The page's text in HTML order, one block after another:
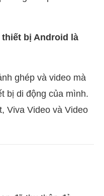
bị Android là
ghép và video mà
bị di động của mình.
Viva Video và Video